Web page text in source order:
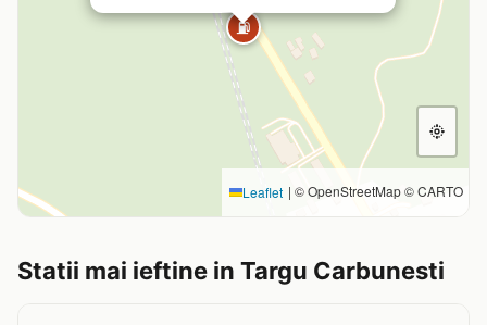
⛽
Leaflet | © OpenStreetMap © CARTO
Statii mai ieftine in Targu Carbunesti